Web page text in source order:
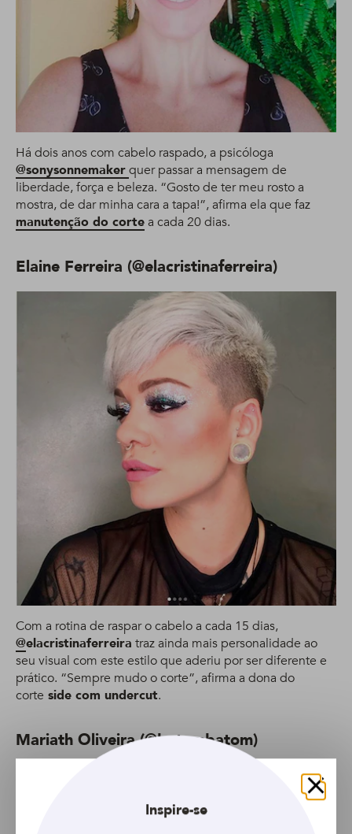
Há dois anos com cabelo raspado, a psicóloga
@sonysonnemakerquer passar a mensagem de
liberdade, força e beleza. “Gosto de ter meu rosto a
mostra, de dar minha cara a tapa!”, afirma ela que faz
manutenção do cortea cada 20 dias.
Elaine Ferreira (@elacristinaferreira)
Com a rotina de raspar o cabelo a cada 15 dias,
@elacristinaferreira traz ainda mais personalidade ao
seu visual com este estilo que aderiu por ser diferente e
prático. “Sempre mudo o corte”, afirma a dona do
corte side com undercut.
Mariath Oliveira (@batombatom)
Fechar
Inspire-se